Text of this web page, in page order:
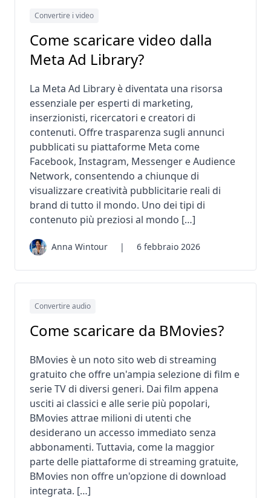
Convertire i video
Come scaricare video dalla
Meta Ad Library?
La Meta Ad Library è diventata una risorsa
essenziale per esperti di marketing,
inserzionisti, ricercatori e creatori di
contenuti. Offre trasparenza sugli annunci
pubblicati su piattaforme Meta come
Facebook, Instagram, Messenger e Audience
Network, consentendo a chiunque di
visualizzare creatività pubblicitarie reali di
brand di tutto il mondo. Uno dei tipi di
contenuto più preziosi al mondo […]
Anna Wintour | 6 febbraio 2026
Convertire audio
Come scaricare da BMovies?
BMovies è un noto sito web di streaming
gratuito che offre un'ampia selezione di film e
serie TV di diversi generi. Dai film appena
usciti ai classici e alle serie più popolari,
BMovies attrae milioni di utenti che
desiderano un accesso immediato senza
abbonamenti. Tuttavia, come la maggior
parte delle piattaforme di streaming gratuite,
BMovies non offre un'opzione di download
integrata. […]